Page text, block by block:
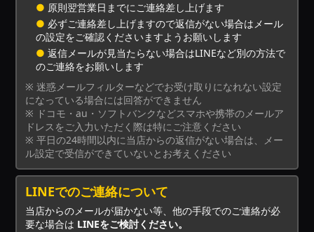
● 原則翌営業日までにご連絡差し上げます
● 必ずご連絡差し上げますので返信がない場合はメール
の設定をご確認くださいますようお願いします
● 返信メールが見当たらない場合はLINEなど別の方法で
のご連絡をお願いします
※ 迷惑メールフィルターなどでお受け取りになれない設定
になっている場合には回答ができません
※ ドコモ・au・ソフトバンクなどスマホや携帯のメールア
ドレスをご入力いただく際は特にご注意ください
※ 平日の24時間以内に当店からの返信がない場合は、メー
ル設定で受信ができていないとお考えください
LINEでのご連絡について
当店からのメールが届かない等、他の手段でのご連絡が必
要な場合は LINEをご検討ください。